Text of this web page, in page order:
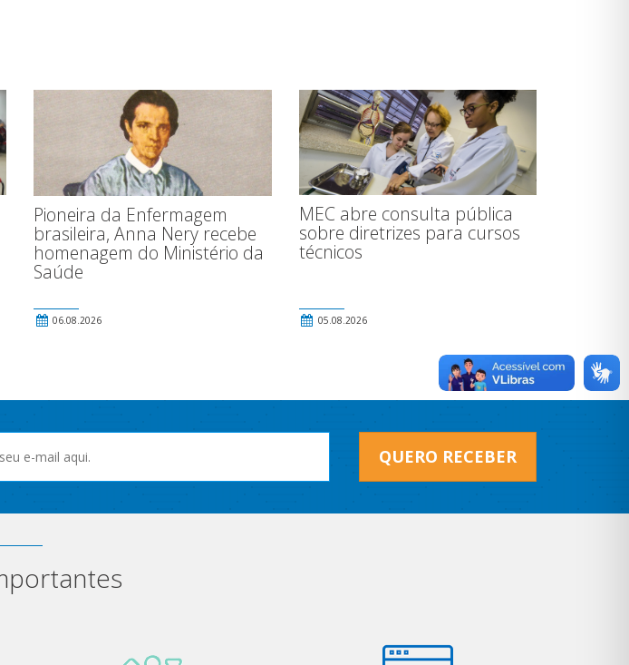
Pioneira da Enfermagem
brasileira, Anna Nery recebe
homenagem do Ministério da
Saúde
06.08.2026
MEC abre consulta pública
sobre diretrizes para cursos
técnicos
05.08.2026
QUERO RECEBER